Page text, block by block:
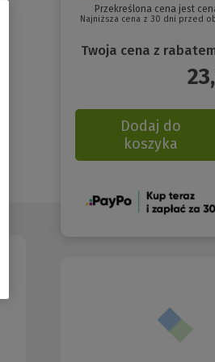
Przekreślona cena jest
Najniższa cena z 30 dni przed
Twoja cena z
Dodaj do
koszyka
(Nowe